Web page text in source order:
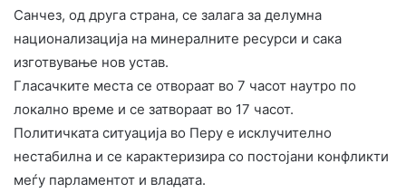
Санчез, од друга страна, се залага за делумна
национализација на минералните ресурси и сака
изготвување нов устав.
Гласачките места се отвораат во 7 часот наутро по
локално време и се затвораат во 17 часот.
Политичката ситуација во Перу е исклучително
нестабилна и се карактеризира со постојани конфликти
меѓу парламентот и владата.